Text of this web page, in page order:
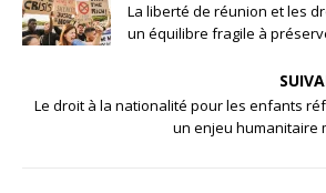
La liberté de réunion et les
un équilibre fragile à
Le droit à la nationalité pour les enfants
un enjeu humanitaire